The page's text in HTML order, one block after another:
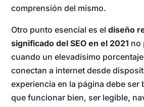
comprensión del mismo.
Otro punto esencial es eldiseño
significado del SEO en el 2021 no
cuando un elevadísimo
conectan a internet desde
experiencia en la página debe ser
que funcionar bien, ser legible,